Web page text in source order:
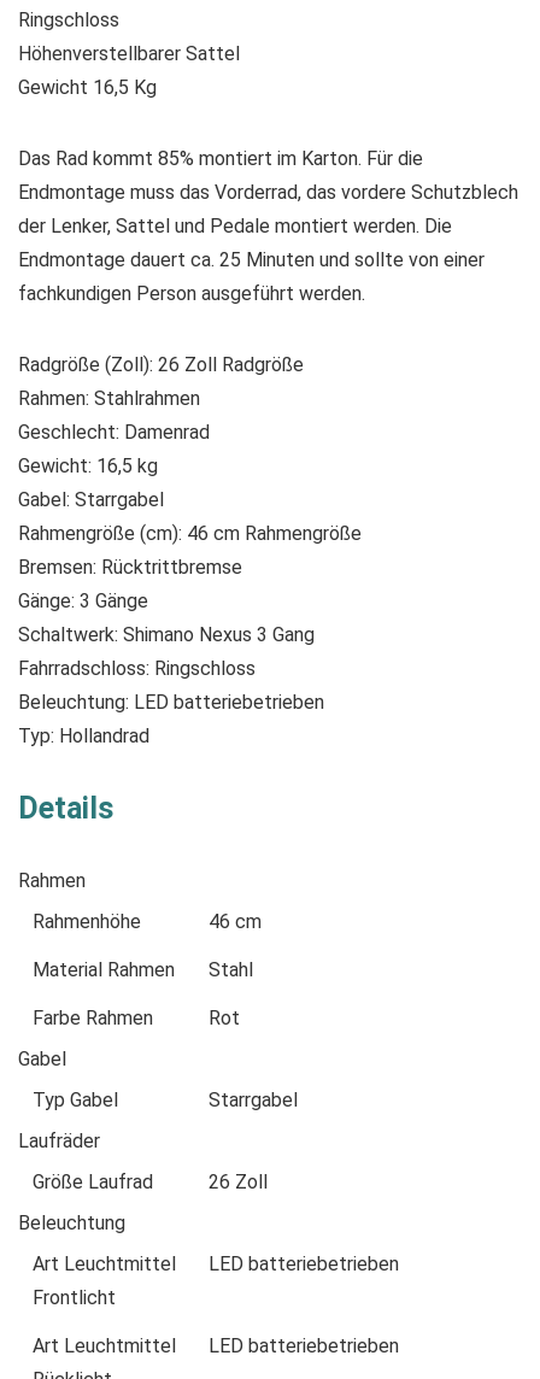
Ringschloss
Höhenverstellbarer Sattel
Gewicht 16,5 Kg
Das Rad kommt 85% montiert im Karton. Für die
Endmontage muss das Vorderrad, das vordere Schutzblech
der Lenker, Sattel und Pedale montiert werden. Die
Endmontage dauert ca. 25 Minuten und sollte von einer
fachkundigen Person ausgeführt werden.
Radgröße (Zoll): 26 Zoll Radgröße
Rahmen: Stahlrahmen
Geschlecht: Damenrad
Gewicht: 16,5 kg
Gabel: Starrgabel
Rahmengröße (cm): 46 cm Rahmengröße
Bremsen: Rücktrittbremse
Gänge: 3 Gänge
Schaltwerk: Shimano Nexus 3 Gang
Fahrradschloss: Ringschloss
Beleuchtung: LED batteriebetrieben
Typ: Hollandrad
Details
Rahmen
Rahmenhöhe
46 cm
Material Rahmen Stahl
Farbe Rahmen
Rot
Gabel
Typ Gabel
Starrgabel
Laufräder
Größe Laufrad
26 Zoll
Beleuchtung
Art Leuchtmittel
Frontlicht
LED batteriebetrieben
Art Leuchtmittel
LED batteriebetrieben